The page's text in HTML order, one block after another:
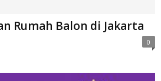
Rumah Balon di Jakarta
0